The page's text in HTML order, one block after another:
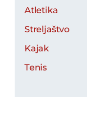
Atletika
Streljaštvo
Kajak
Tenis